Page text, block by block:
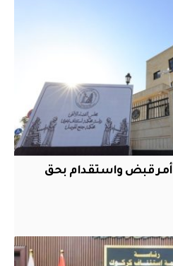
النزاهة تعلن صدور 26 أمر قبض واستقدام بحق